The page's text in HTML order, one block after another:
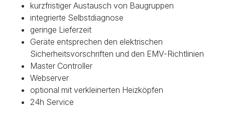
kurzfristiger Austausch von Baugruppen
integrierte Selbstdiagnose
geringe Lieferzeit
Geräte entsprechen den elektrischen
Sicherheitsvorschriften und den EMV-Richtlinien
Master Controller
Webserver
optional mit verkleinerten Heizköpfen
24h Service